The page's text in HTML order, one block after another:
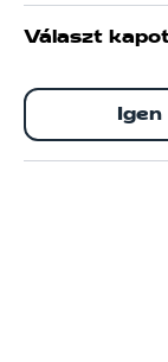
Választ
Igen